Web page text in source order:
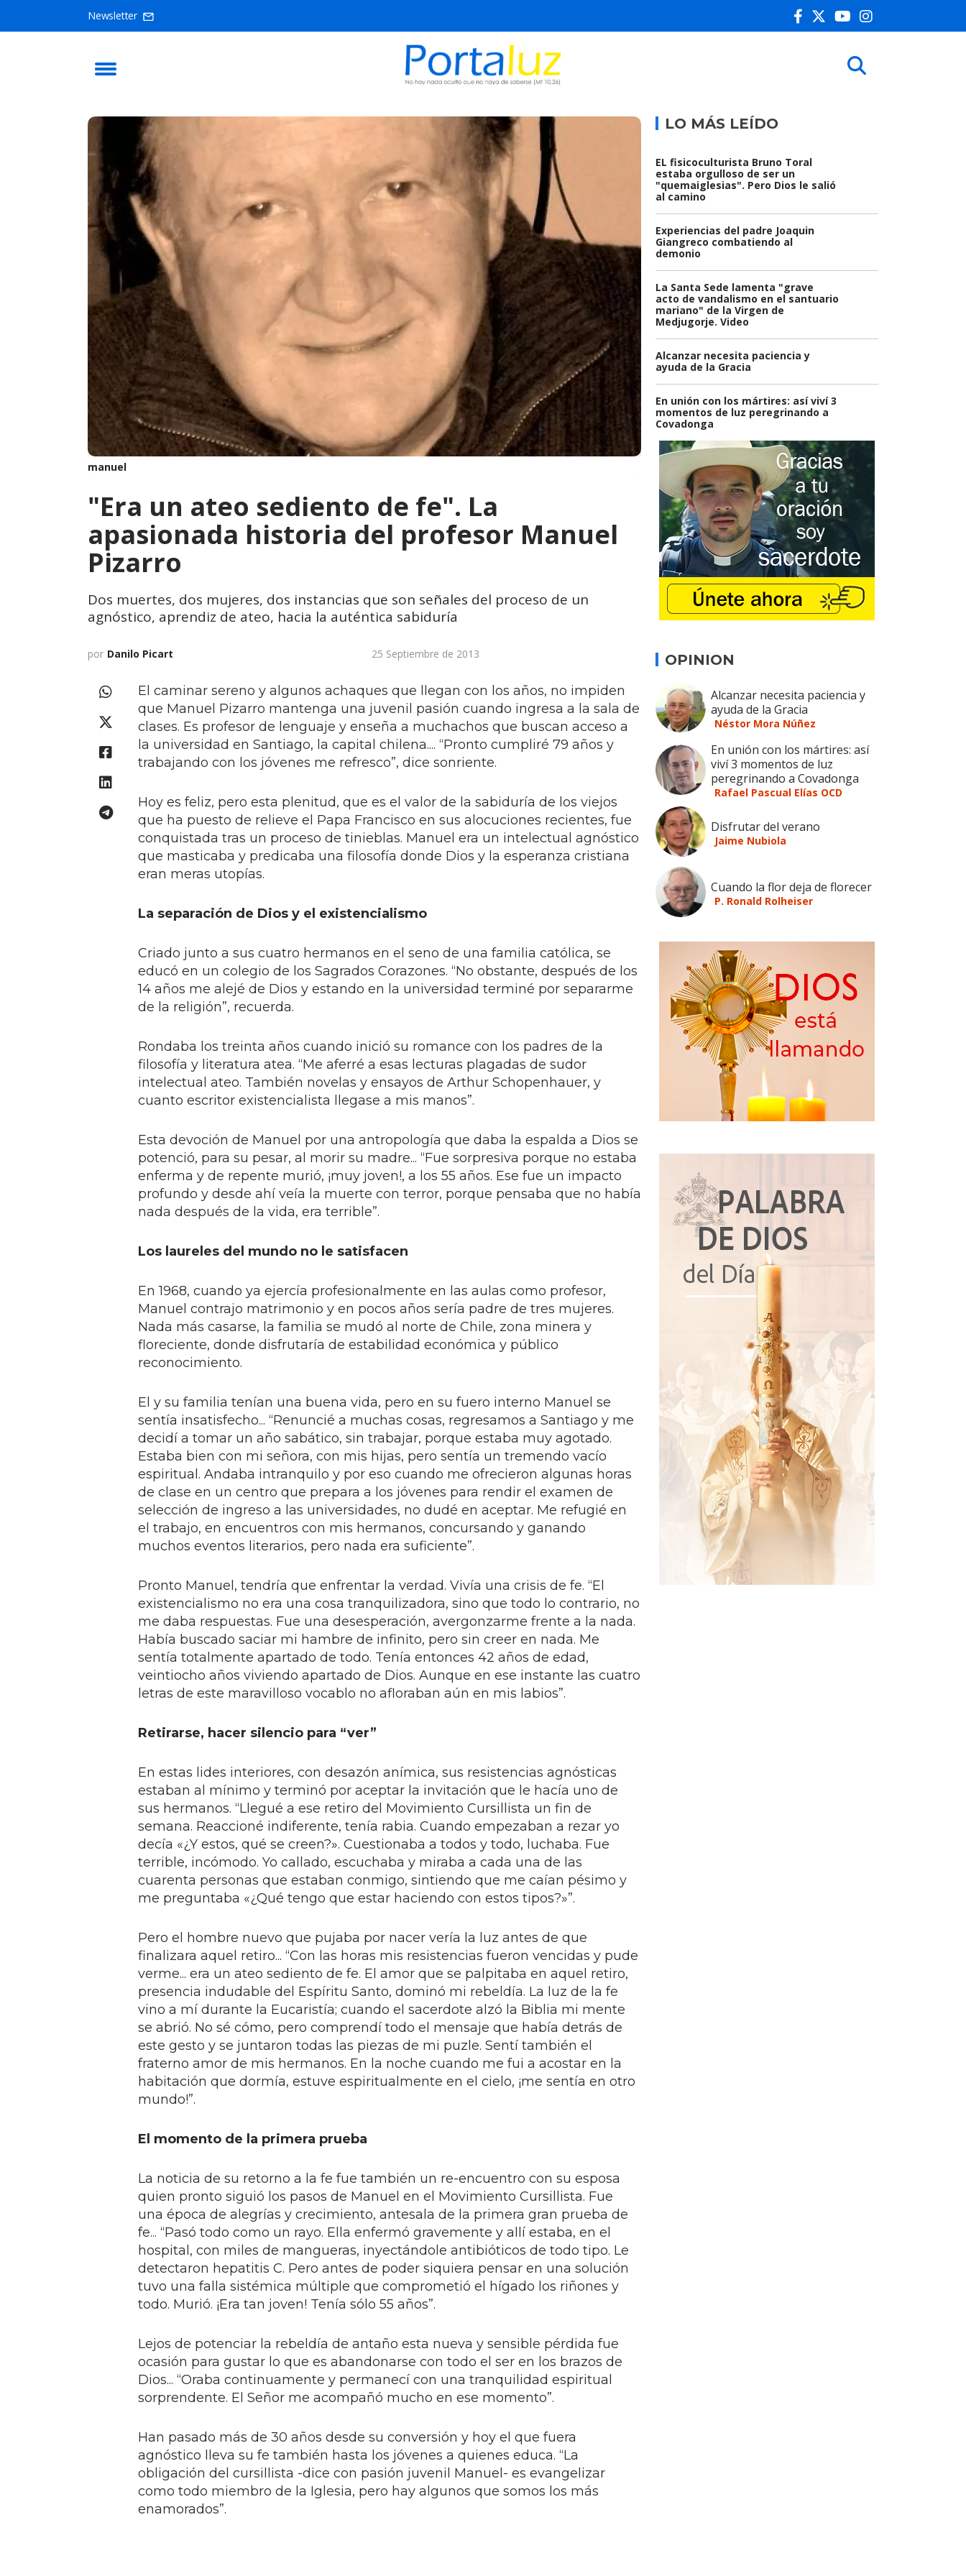
Newsletter
manuel
"Era un ateo sediento de fe". La
apasionada historia del profesor Manuel
Pizarro
Dos muertes, dos mujeres, dos instancias que son señales del proceso de un
agnóstico, aprendiz de ateo, hacia la auténtica sabiduría
por Danilo Picart 25 Septiembre de 2013
El caminar sereno y algunos achaques que llegan con los años, no impiden
que Manuel Pizarro mantenga una juvenil pasión cuando ingresa a la sala de
clases. Es profesor de lenguaje y enseña a muchachos que buscan acceso a
la universidad en Santiago, la capital chilena.... “Pronto cumpliré 79 años y
trabajando con los jóvenes me refresco”, dice sonriente.
Hoy es feliz, pero esta plenitud, que es el valor de la sabiduría de los viejos
que ha puesto de relieve el Papa Francisco en sus alocuciones recientes, fue
conquistada tras un proceso de tinieblas. Manuel era un intelectual agnóstico
que masticaba y predicaba una filosofía donde Dios y la esperanza cristiana
eran meras utopías.
La separación de Dios y el existencialismo
Criado junto a sus cuatro hermanos en el seno de una familia católica, se
educó en un colegio de los Sagrados Corazones. “No obstante, después de los
14 años me alejé de Dios y estando en la universidad terminé por separarme
de la religión”, recuerda.
Rondaba los treinta años cuando inició su romance con los padres de la
filosofía y literatura atea. “Me aferré a esas lecturas plagadas de sudor
intelectual ateo. También novelas y ensayos de Arthur Schopenhauer, y
cuanto escritor existencialista llegase a mis manos”.
Esta devoción de Manuel por una antropología que daba la espalda a Dios se
potenció, para su pesar, al morir su madre... “Fue sorpresiva porque no estaba
enferma y de repente murió, ¡muy joven!, a los 55 años. Ese fue un impacto
profundo y desde ahí veía la muerte con terror, porque pensaba que no había
nada después de la vida, era terrible”.
Los laureles del mundo no le satisfacen
En 1968, cuando ya ejercía profesionalmente en las aulas como profesor,
Manuel contrajo matrimonio y en pocos años sería padre de tres mujeres.
Nada más casarse, la familia se mudó al norte de Chile, zona minera y
floreciente, donde disfrutaría de estabilidad económica y público
reconocimiento.
El y su familia tenían una buena vida, pero en su fuero interno Manuel se
sentía insatisfecho... “Renuncié a muchas cosas, regresamos a Santiago y me
decidí a tomar un año sabático, sin trabajar, porque estaba muy agotado.
Estaba bien con mi señora, con mis hijas, pero sentía un tremendo vacío
espiritual. Andaba intranquilo y por eso cuando me ofrecieron algunas horas
de clase en un centro que prepara a los jóvenes para rendir el examen de
selección de ingreso a las universidades, no dudé en aceptar. Me refugié en
el trabajo, en encuentros con mis hermanos, concursando y ganando
muchos eventos literarios, pero nada era suficiente”.
Pronto Manuel, tendría que enfrentar la verdad. Vivía una crisis de fe. “El
existencialismo no era una cosa tranquilizadora, sino que todo lo contrario, no
me daba respuestas. Fue una desesperación, avergonzarme frente a la nada.
Había buscado saciar mi hambre de infinito, pero sin creer en nada. Me
sentía totalmente apartado de todo. Tenía entonces 42 años de edad,
veintiocho años viviendo apartado de Dios. Aunque en ese instante las cuatro
letras de este maravilloso vocablo no afloraban aún en mis labios”.
Retirarse, hacer silencio para “ver”
En estas lides interiores, con desazón anímica, sus resistencias agnósticas
estaban al mínimo y terminó por aceptar la invitación que le hacía uno de
sus hermanos. “Llegué a ese retiro del Movimiento Cursillista un fin de
semana. Reaccioné indiferente, tenía rabia. Cuando empezaban a rezar yo
decía «¿Y estos, qué se creen?». Cuestionaba a todos y todo, luchaba. Fue
terrible, incómodo. Yo callado, escuchaba y miraba a cada una de las
cuarenta personas que estaban conmigo, sintiendo que me caían pésimo y
me preguntaba «¿Qué tengo que estar haciendo con estos tipos?»”.
Pero el hombre nuevo que pujaba por nacer vería la luz antes de que
finalizara aquel retiro... “Con las horas mis resistencias fueron vencidas y pude
verme... era un ateo sediento de fe. El amor que se palpitaba en aquel retiro,
presencia indudable del Espíritu Santo, dominó mi rebeldía. La luz de la fe
vino a mí durante la Eucaristía; cuando el sacerdote alzó la Biblia mi mente
se abrió. No sé cómo, pero comprendí todo el mensaje que había detrás de
este gesto y se juntaron todas las piezas de mi puzle. Sentí también el
fraterno amor de mis hermanos. En la noche cuando me fui a acostar en la
habitación que dormía, estuve espiritualmente en el cielo, ¡me sentía en otro
mundo!”.
El momento de la primera prueba
La noticia de su retorno a la fe fue también un re-encuentro con su esposa
quien pronto siguió los pasos de Manuel en el Movimiento Cursillista. Fue
una época de alegrías y crecimiento, antesala de la primera gran prueba de
fe... “Pasó todo como un rayo. Ella enfermó gravemente y allí estaba, en el
hospital, con miles de mangueras, inyectándole antibióticos de todo tipo. Le
detectaron hepatitis C. Pero antes de poder siquiera pensar en una solución
tuvo una falla sistémica múltiple que comprometió el hígado los riñones y
todo. Murió. ¡Era tan joven! Tenía sólo 55 años”.
Lejos de potenciar la rebeldía de antaño esta nueva y sensible pérdida fue
ocasión para gustar lo que es abandonarse con todo el ser en los brazos de
Dios... “Oraba continuamente y permanecí con una tranquilidad espiritual
sorprendente. El Señor me acompañó mucho en ese momento”.
Han pasado más de 30 años desde su conversión y hoy el que fuera
agnóstico lleva su fe también hasta los jóvenes a quienes educa. “La
obligación del cursillista -dice con pasión juvenil Manuel- es evangelizar
como todo miembro de la Iglesia, pero hay algunos que somos los más
enamorados”.
LO MÁS LEÍDO
EL fisicoculturista Bruno Toral
estaba orgulloso de ser un
"quemaiglesias". Pero Dios le salió
al camino
Experiencias del padre Joaquin
Giangreco combatiendo al
demonio
La Santa Sede lamenta "grave
acto de vandalismo en el santuario
mariano" de la Virgen de
Medjugorje. Video
Alcanzar necesita paciencia y
ayuda de la Gracia
En unión con los mártires: así viví 3
momentos de luz peregrinando a
Covadonga
OPINION
Alcanzar necesita paciencia y
ayuda de la Gracia
Néstor Mora Núñez
En unión con los mártires: así
viví 3 momentos de luz
peregrinando a Covadonga
Rafael Pascual Elías OCD
Disfrutar del verano
Jaime Nubiola
Cuando la flor deja de florecer
P. Ronald Rolheiser